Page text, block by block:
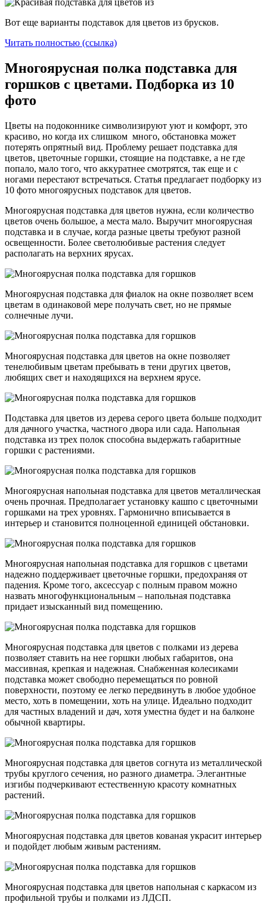
Вот еще варианты подставок для цветов из брусков.
Читать полностью (ссылка)
Многоярусная полка подставка для
горшков с цветами. Подборка из 10
фото
Цветы на подоконнике символизируют уют и комфорт, это
красиво, но когда их слишком много, обстановка может
потерять опрятный вид. Проблему решает подставка для
цветов, цветочные горшки, стоящие на подставке, а не где
попало, мало того, что аккуратнее смотрятся, так еще и с
ногами перестают встречаться. Статья предлагает подборку из
10 фото многоярусных подставок для цветов.
Многоярусная подставка для цветов нужна, если количество
цветов очень большое, а места мало. Выручит многоярусная
подставка и в случае, когда разные цветы требуют разной
освещенности. Более светолюбивые растения следует
располагать на верхних ярусах.
Многоярусная подставка для фиалок на окне позволяет всем
цветам в одинаковой мере получать свет, но не прямые
солнечные лучи.
Многоярусная подставка для цветов на окне позволяет
тенелюбивым цветам пребывать в тени других цветов,
любящих свет и находящихся на верхнем ярусе.
Подставка для цветов из дерева серого цвета больше подходит
для дачного участка, частного двора или сада. Напольная
подставка из трех полок способна выдержать габаритные
горшки с растениями.
Многоярусная напольная подставка для цветов металлическая
очень прочная. Предполагает установку кашпо с цветочными
горшками на трех уровнях. Гармонично вписывается в
интерьер и становится полноценной единицей обстановки.
Многоярусная напольная подставка для горшков с цветами
надежно поддерживает цветочные горшки, предохраняя от
падения. Кроме того, аксессуар с полным правом можно
назвать многофункциональным – напольная подставка
придает изысканный вид помещению.
Многоярусная подставка для цветов с полками из дерева
позволяет ставить на нее горшки любых габаритов, она
массивная, крепкая и надежная. Снабженная колесиками
подставка может свободно перемещаться по ровной
поверхности, поэтому ее легко передвинуть в любое удобное
место, хоть в помещении, хоть на улице. Идеально подходит
для частных владений и дач, хотя уместна будет и на балконе
обычной квартиры.
Многоярусная подставка для цветов согнута из металлической
трубы круглого сечения, но разного диаметра. Элегантные
изгибы подчеркивают естественную красоту комнатных
растений.
Многоярусная подставка для цветов кованая украсит интерьер
и подойдет любым живым растениям.
Многоярусная подставка для цветов напольная с каркасом из
профильной трубы и полками из ЛДСП.